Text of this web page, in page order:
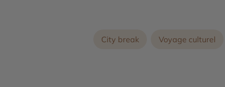
City break Voyage culturel